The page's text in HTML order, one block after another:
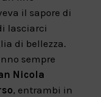
il sapore di
lasciarci
di bellezza.
sempre
Nicola
, entrambi in